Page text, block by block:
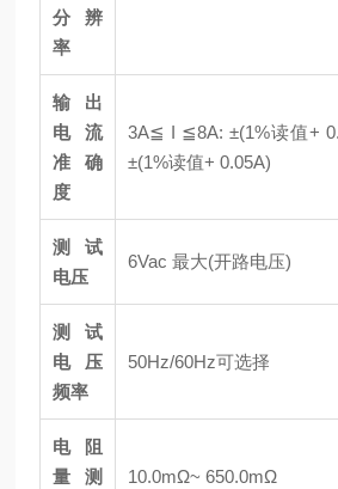
分辨
率
输出
电流
准确
度
3A≦ I ≦8A: ±(1%读值+
±(1%读值+ 0.05A)
测试
电压
6Vac 最大(开路电压)
测试
电压
频率
50Hz/60Hz可选择
电阻
量测
10.0mΩ~ 650.0mΩ